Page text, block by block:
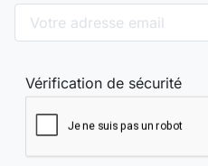
Vérification de sécurité